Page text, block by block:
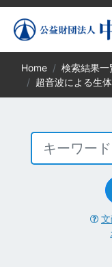
Home
検索結果一
超音波による生